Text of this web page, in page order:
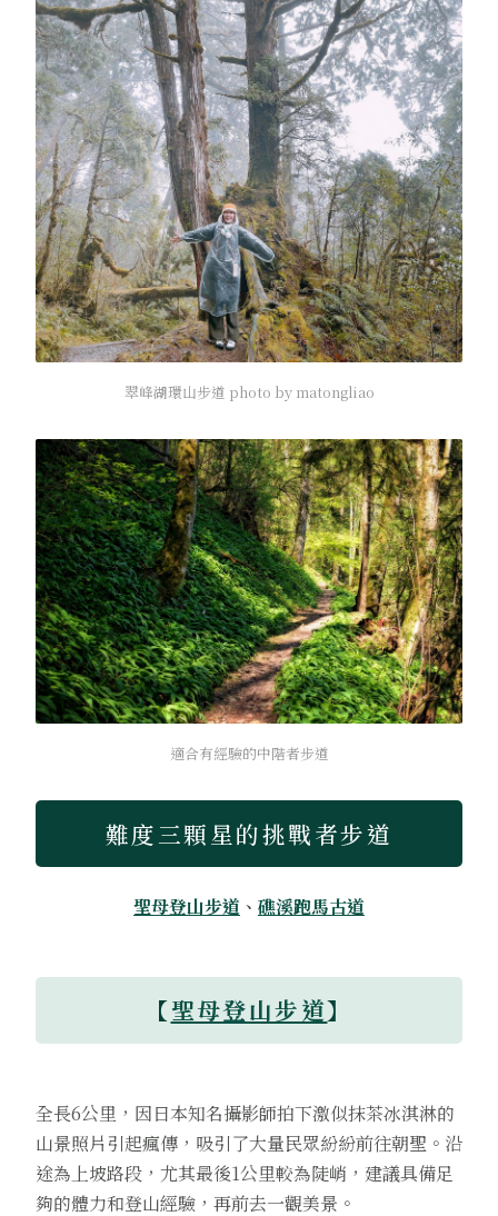
翠峰湖環山步道 photo by matongliao
適合有經驗的中階者步道
難度三顆星的挑戰者步道
聖母登山步道 、 礁溪跑馬古道
【聖母登山步道】
全長6公里，因日本知名攝影師拍下激似抹茶冰淇淋的
山景照片引起瘋傳，吸引了大量民眾紛紛前往朝聖。沿
途為上坡路段，尤其最後1公里較為陡峭，建議具備足
夠的體力和登山經驗，再前去一觀美景。